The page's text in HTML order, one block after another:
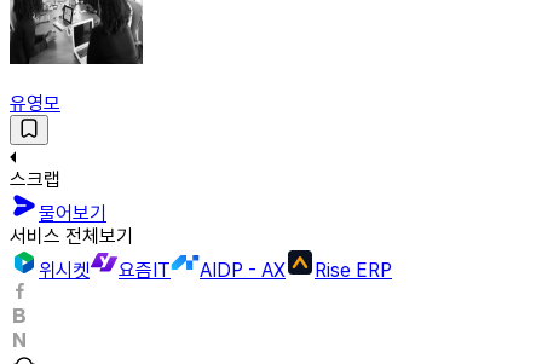
유영모
스크랩
물어보기
서비스 전체보기
위시켓
요즘IT AIDP - AX Rise ERP